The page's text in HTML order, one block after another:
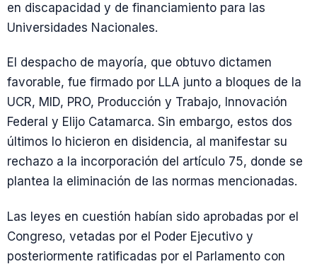
en discapacidad y de financiamiento para las
Universidades Nacionales.
El despacho de mayoría, que obtuvo dictamen
favorable, fue firmado por LLA junto a bloques de la
UCR, MID, PRO, Producción y Trabajo, Innovación
Federal y Elijo Catamarca. Sin embargo, estos dos
últimos lo hicieron en disidencia, al manifestar su
rechazo a la incorporación del artículo 75, donde se
plantea la eliminación de las normas mencionadas.
Las leyes en cuestión habían sido aprobadas por el
Congreso, vetadas por el Poder Ejecutivo y
posteriormente ratificadas por el Parlamento con